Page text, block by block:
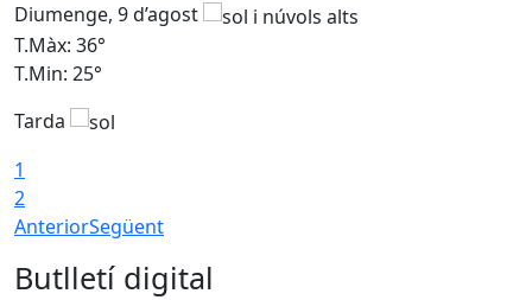
Diumenge, 9 d’agost
T.Màx: 36°
T.Min: 25°
Tarda
1
2
AnteriorSegüent
Butlletí digital